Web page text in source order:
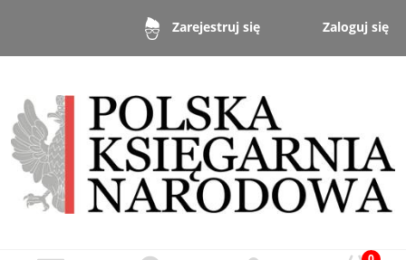
Zarejestruj się Zaloguj się